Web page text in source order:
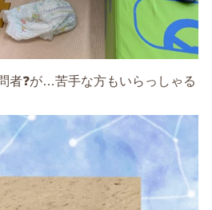
者❓が…苦手な方もいらっしゃる